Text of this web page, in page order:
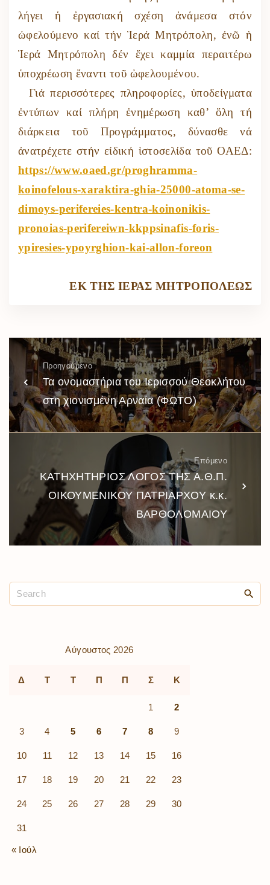
λήγει ἡ ἐργασιακή σχέση ἀνάμεσα στόν
ὠφελούμενο καί τήν Ἱερά Μητρόπολη, ἐνῶ ἡ
Ἱερά Μητρόπολη δέν ἔχει καμμία περαιτέρω
ὑποχρέωση ἔναντι τοῦ ὠφελουμένου.
Γιά περισσότερες πληροφορίες, ὑποδείγματα
ἐντύπων καί πλήρη ἐνημέρωση καθ’ ὅλη τή
διάρκεια τοῦ Προγράμματος, δύνασθε νά
ἀνατρέχετε στήν εἰδική ἱστοσελίδα τοῦ ΟΑΕΔ:
https://www.oaed.gr/proghramma-
koinofelous-xaraktira-ghia-25000-atoma-se-
dimoys-perifereies-kentra-koinonikis-
pronoias-perifereiwn-kkppsinafis-foris-
ypiresies-ypoyrghion-kai-allon-foreon
ΕΚ ΤΗΣ ΙΕΡΑΣ ΜΗΤΡΟΠΟΛΕΩΣ
Προηγούμενο
Τα ονομαστήρια του Ιερισσού Θεοκλήτου
στη χιονισμένη Αρναία (ΦΩΤΟ)
Επόμενο
ΚΑΤΗΧΗΤΗΡΙΟΣ ΛΟΓΟΣ ΤΗΣ Α.Θ.Π.
ΟΙΚΟΥΜΕΝΙΚΟΥ ΠΑΤΡΙΑΡΧΟΥ κ.κ.
ΒΑΡΘΟΛΟΜΑΙΟΥ
Αύγουστος 2026
Δ Τ Τ Π Π Σ Κ
1 2
3 4 5 6 7 8 9
10 11 12 13 14 15 16
17 18 19 20 21 22 23
24 25 26 27 28 29 30
31
« Ιούλ